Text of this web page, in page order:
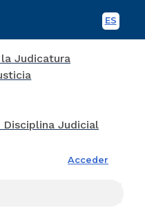
ES
Acceder